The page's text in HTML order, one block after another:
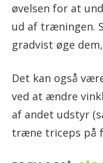
øvelsen for at
ud af træningen.
gradvist øge
Det kan også
ved at ændre
af ​​andet udstyr
træne triceps på